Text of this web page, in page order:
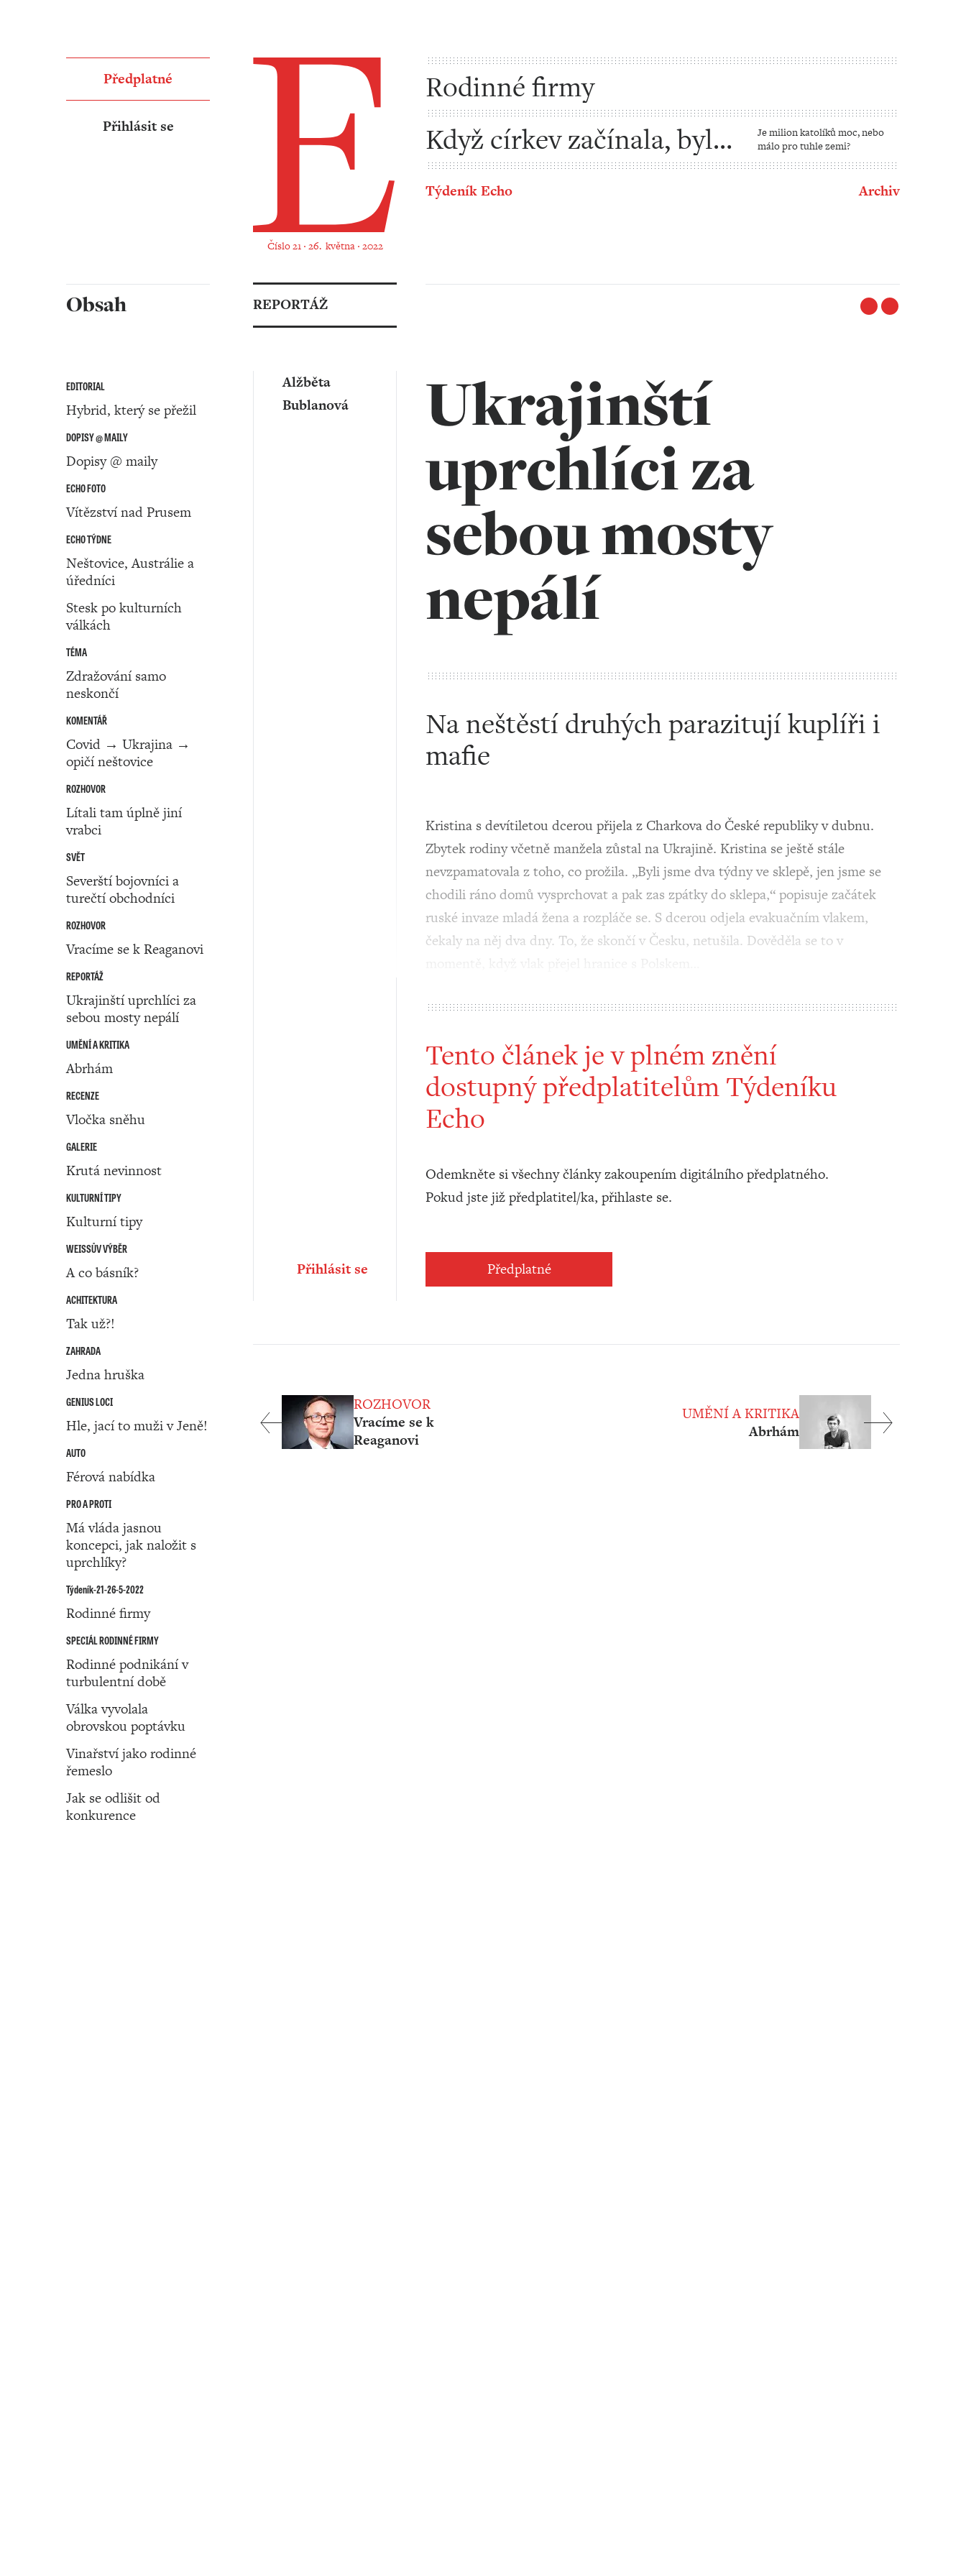
Číslo 21 ‧ 26. května ‧ 2022
Rodinné firmy
Když církev začínala, bylo
jich taky jen pár
Je milion katolíků moc, nebo
málo pro tuhle zemi?
Týdeník Echo Archiv
Předplatné
Přihlásit se
Obsah
EDITORIAL
Hybrid, který se přežil
DOPISY @ MAILY
Dopisy @ maily
ECHO FOTO
Vítězství nad Prusem
ECHO TÝDNE
Neštovice, Austrálie a
úředníci
Stesk po kulturních
válkách
TÉMA
Zdražování samo
neskončí
KOMENTÁŘ
Covid → Ukrajina →
opičí neštovice
ROZHOVOR
Lítali tam úplně jiní
vrabci
SVĚT
Severští bojovníci a
turečtí obchodníci
ROZHOVOR
Vracíme se k Reaganovi
REPORTÁŽ
Ukrajinští uprchlíci za
sebou mosty nepálí
UMĚNÍ A KRITIKA
Abrhám
RECENZE
Vločka sněhu
GALERIE
Krutá nevinnost
KULTURNÍ TIPY
Kulturní tipy
WEISSŮV VÝBĚR
A co básník?
ACHITEKTURA
Tak už?!
ZAHRADA
Jedna hruška
GENIUS LOCI
Hle, jací to muži v Jeně!
AUTO
Férová nabídka
PRO A PROTI
Má vláda jasnou
koncepci, jak naložit s
uprchlíky?
Týdeník-21-26-5-2022
Rodinné firmy
SPECIÁL RODINNÉ FIRMY
Rodinné podnikání v
turbulentní době
Válka vyvolala
obrovskou poptávku
Vinařství jako rodinné
řemeslo
Jak se odlišit od
konkurence
REPORTÁŽ
Ukrajinští
uprchlíci za
sebou mosty
nepálí
Na neštěstí druhých parazitují kuplíři i
mafie
Alžběta
Bublanová
Kristina s devítiletou dcerou přijela z Charkova do České republiky v dubnu.
Zbytek rodiny včetně manžela zůstal na Ukrajině. Kristina se ještě stále
nevzpamatovala z toho, co prožila. „Byli jsme dva týdny ve sklepě, jen jsme se
chodili ráno domů vysprchovat a pak zas zpátky do sklepa,“ popisuje začátek
ruské invaze mladá žena a rozpláče se. S dcerou odjela evakuačním vlakem,
čekaly na něj dva dny. To, že skončí v Česku, netušila. Dověděla se to v
Tento článek je v plném znění
dostupný předplatitelům Týdeníku
Echo
Odemkněte si všechny články zakoupením digitálního předplatného.
Pokud jste již předplatitel/ka, přihlaste se.
Předplatné
Přihlásit se
UMĚNÍ A KRITIKA
Abrhám
ROZHOVOR
Vracíme se k
Reaganovi